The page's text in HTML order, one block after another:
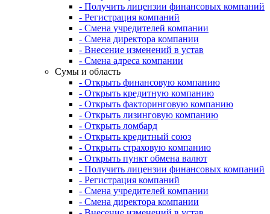
- Получить лицензии финансовых компаний
- Регистрация компаний
- Смена учредителей компании
- Смена директора компании
- Внесение изменений в устав
- Смена адреса компании
Сумы и область
- Открыть финансовую компанию
- Открыть кредитную компанию
- Открыть факторинговую компанию
- Открыть лизинговую компанию
- Открыть ломбард
- Открыть кредитный союз
- Открыть страховую компанию
- Открыть пункт обмена валют
- Получить лицензии финансовых компаний
- Регистрация компаний
- Смена учредителей компании
- Смена директора компании